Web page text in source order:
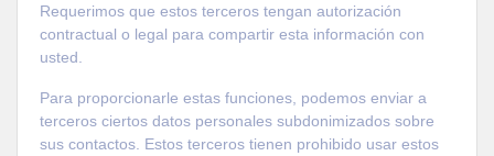
Requerimos que estos terceros tengan autorización
contractual o legal para compartir esta información con
usted.
Para proporcionarle estas funciones, podemos enviar a
terceros ciertos datos personales subdonimizados sobre
sus contactos. Estos terceros tienen prohibido usar estos